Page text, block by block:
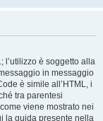
l’utilizzo è soggetto alla
in messaggio
è simile all’HTML, i
tra parentesi
viene mostrato nei
la guida presente nella